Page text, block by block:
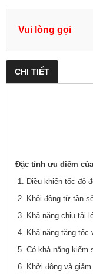
Vui lòng gọi
CHI TIẾT
Đặc tính ưu điểm
1. Điều khiển tốc độ
2. Khỏi động từ tần
3. Khả năng chịu tải
4. Khả năng tăng tốc
5. Có khả năng kiểm
6. Khởi động và